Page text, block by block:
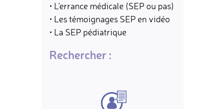
• L'errance médicale (SEP ou pas)
• Les témoignages SEP en vidéo
• La SEP pédiatrique
Rechercher :